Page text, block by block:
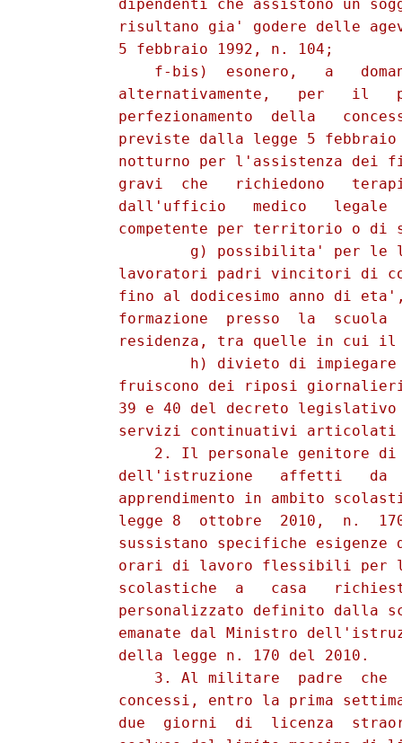
dipendenti che assistono un
risultano gia' godere delle
          5 febbraio 1992, n. 104;
f-bis)  esonero,   a
alternativamente,   per   il
perfezionamento  della
previste dalla legge 5
notturno per l'assistenza dei
gravi  che   richiedono
dall'ufficio   medico   legale
competente per territorio o di
g) possibilita' per le
lavoratori padri vincitori di
fino al dodicesimo anno di
formazione  presso  la  scuola
residenza, tra quelle in cui
h) divieto di
fruiscono dei riposi
39 e 40 del decreto
servizi continuativi
2. Il personale genitore
dell'istruzione   affetti   da
apprendimento in ambito
legge 8  ottobre  2010,  n.
sussistano specifiche esigenze
orari di lavoro flessibili per
scolastiche  a   casa
personalizzato definito dalla
emanate dal Ministro
          della legge n. 170 del 2010.
3. Al militare  padre  che
concessi, entro la prima
due  giorni  di  licenza